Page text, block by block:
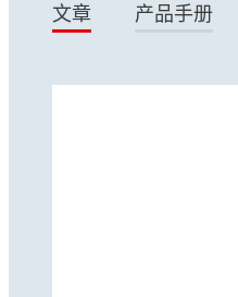
文章 产品手册